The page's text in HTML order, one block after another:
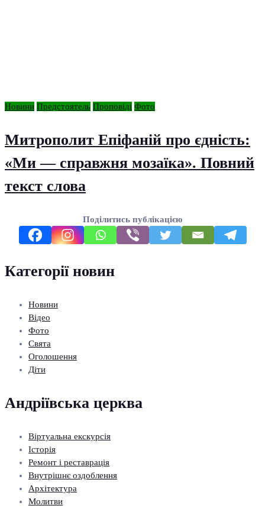
Новини Предстоятель Проповіді Фото
Митрополит Епіфаній про єдність:
«Ми — справжня мозаїка». Повний
текст слова
Поділитись публікацією
Категорії новин
Новини
Відео
Фото
Свята
Оголошення
Діти
Андріївська церква
Віртуальна екскурсія
Історія
Ремонт і реставрація
Внутрішнє оздоблення
Архітектура
Молитви